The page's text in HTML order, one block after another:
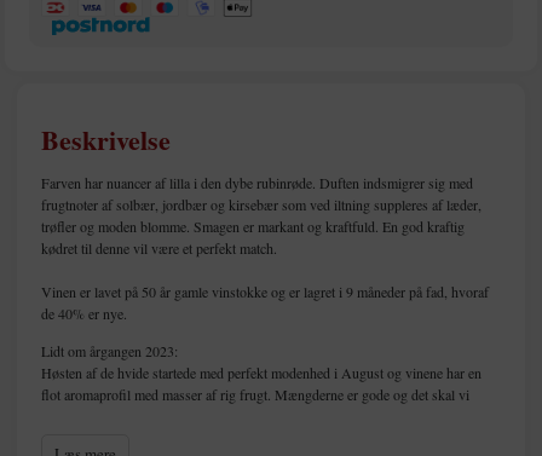
Beskrivelse
Farven har nuancer af lilla i den dybe rubinrøde. Duften indsmigrer sig med
frugtnoter af solbær, jordbær og kirsebær som ved iltning suppleres af læder,
trøfler og moden blomme. Smagen er markant og kraftfuld. En god kraftig
kødret til denne vil være et perfekt match.
Vinen er lavet på 50 år gamle vinstokke og er lagret i 9 måneder på fad, hvoraf
de 40% er nye.
Lidt om årgangen 2023:
Høsten af de hvide startede med perfekt modenhed i August og vinene har en
flot aromaprofil med masser af rig frugt. Mængderne er gode og det skal vi